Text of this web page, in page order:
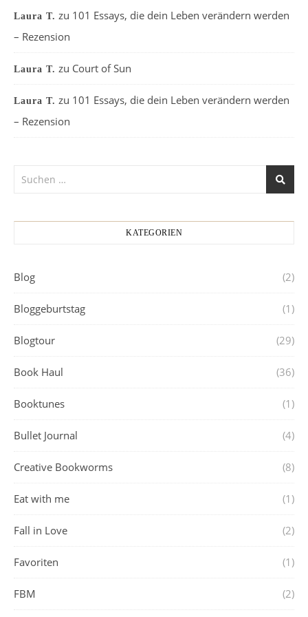
Laura T. zu 101 Essays, die dein Leben verändern werden
– Rezension
Laura T. zu Court of Sun
Laura T. zu 101 Essays, die dein Leben verändern werden
– Rezension
KATEGORIEN
Blog (2)
Bloggeburtstag (1)
Blogtour (29)
Book Haul (36)
Booktunes (1)
Bullet Journal (4)
Creative Bookworms (8)
Eat with me (1)
Fall in Love (2)
Favoriten (1)
FBM (2)